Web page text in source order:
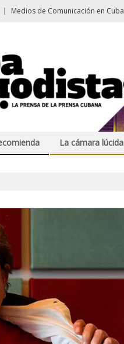
Medios de Comunicación en Cuba
La cámara lúcida